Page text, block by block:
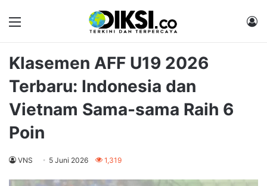
Menu
Klasemen AFF U19 2026
Terbaru: Indonesia dan
Vietnam Sama-sama Raih 6
Poin
VNS 5 Juni 2026 1,319